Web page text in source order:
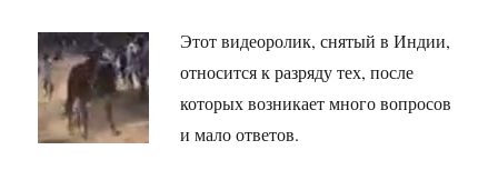
Этот видеоролик, снятый в Индии,
относится к разряду тех, после
которых возникает много вопросов
и мало ответов.